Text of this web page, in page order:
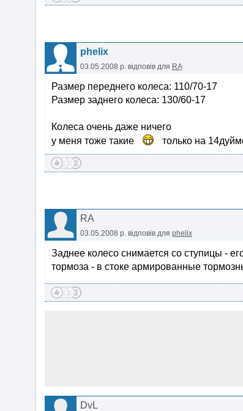
phelix
03.05.2008 р. відповів для RA
Размер переднего колеса: 110/70-17
Размер заднего колеса: 130/60-17
Колеса очень даже ничего
у меня тоже такие
только на
RA
03.05.2008 р. відповів для phelix
Заднее колесо снимается со ступицы -
тормоза - в стоке армированные
DvL